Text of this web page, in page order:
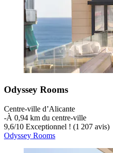
Odyssey Rooms
Centre-ville d’Alicante
‐À 0,94 km du centre-ville
9,6/10 Exceptionnel ! (1 207 avis)
Odyssey Rooms